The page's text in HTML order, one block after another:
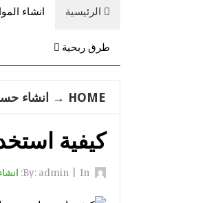
الرئيسية انشاء
طرق ربحية
HOME
→ انشاء
كيفية
admin In: